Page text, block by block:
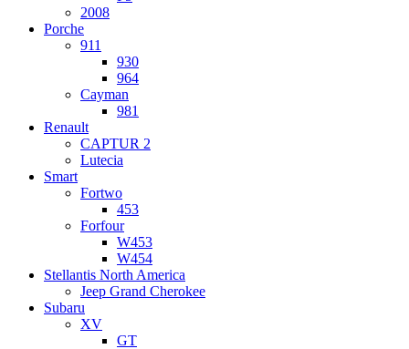
2008
Porche
911
930
964
Cayman
981
Renault
CAPTUR 2
Lutecia
Smart
Fortwo
453
Forfour
W453
W454
Stellantis North America
Jeep Grand Cherokee
Subaru
XV
GT